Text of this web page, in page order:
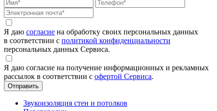
Я даю согласие на обработку своих персональных данных
в соответствии с политикой конфиденциальности
персональных данных Сервиса.
Я даю согласие на получение информационных и рекламных
рассылок в соответствии с офертой Сервиса.
Звукоизоляция стен и потолков